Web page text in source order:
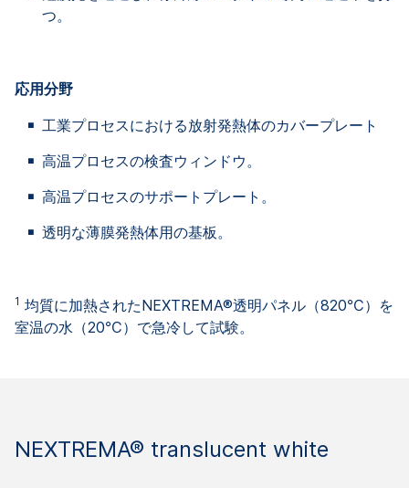
つ。
応用分野
工業プロセスにおける放射発熱体のカバープレート
高温プロセスの検査ウィンドウ。
高温プロセスのサポートプレート。
透明な薄膜発熱体用の基板。
1 均質に加熱されたNEXTREMA®透明パネル（820℃）を
室温の水（20℃）で急冷して試験。
NEXTREMA® translucent white